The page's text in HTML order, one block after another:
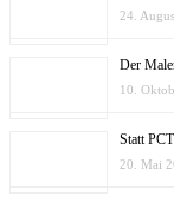
24.
Der
10.
Statt
20. Mai